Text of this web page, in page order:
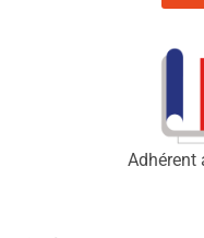
Adhérent